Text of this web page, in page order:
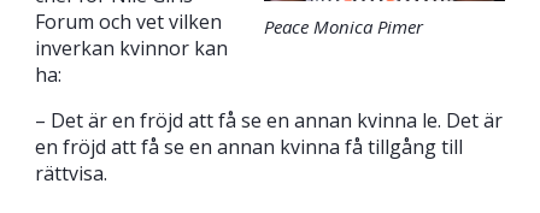
Peace Monica Pimer
Forum och vet vilken
inverkan kvinnor kan
ha:
– Det är en fröjd att få se en annan kvinna le. Det är
en fröjd att få se en annan kvinna få tillgång till
rättvisa.